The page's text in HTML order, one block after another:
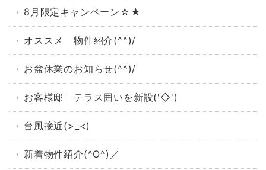
8月限定キャンペーン☆★
オススメ 物件紹介(^^)/
お盆休業のお知らせ(^^)/
お客様邸 テラス囲いを新設('◇')ゞ
台風接近(>_<)
新着物件紹介(^O^)／